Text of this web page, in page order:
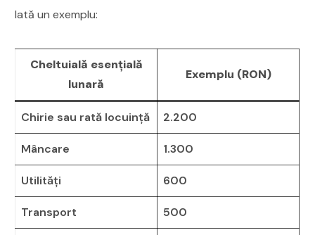
Iată un exemplu:
Cheltuială esențială
lunară
Exemplu (RON)
Chirie sau rată locuință 2.200
Mâncare 1.300
Utilități 600
Transport 500